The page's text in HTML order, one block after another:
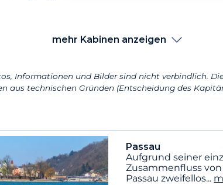
mehr Kabinen anzeigen
Informationen und Bilder sind nicht verbindlich.
aus technischen Gründen (Entscheidung des
Passau
Aufgrund seiner
Zusammenfluss
Passau zweifellos...